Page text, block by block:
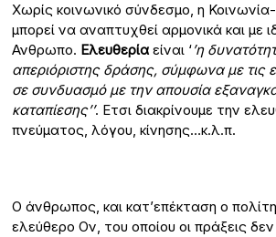
Χωρίς κοινωνικό σύνδεσμο, η
μπορεί να αναπτυχθεί αρμονικά και με
Ανθρωπο. Ελευθερία είναι ‘’η
απεριόριστης δράσης, σύμφωνα με τις
σε συνδυασμό με την απουσία
καταπίεσης’’. Ετσι διακρίνουμε την
πνεύματος, λόγου, κίνησης…κ.λ.π.
Ο άνθρωπος, και κατ’επέκταση ο
ελεύθερο Ον, του οποίου οι πράξεις